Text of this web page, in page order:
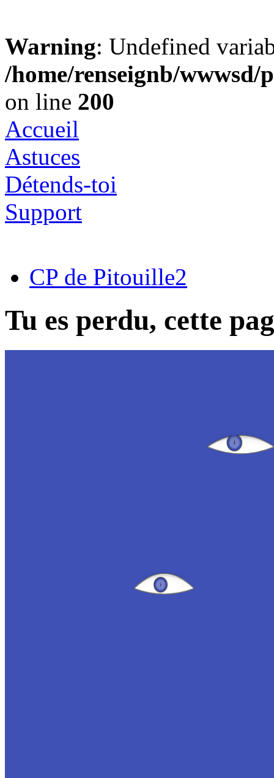
Warning: Undefined
/home/renseignb/
on line 200
Accueil
Astuces
Détends-toi
Support
CP de Pitouille2
Tu es perdu, cette